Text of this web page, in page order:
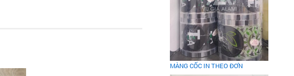
MÀNG CỐC IN THEO ĐƠN